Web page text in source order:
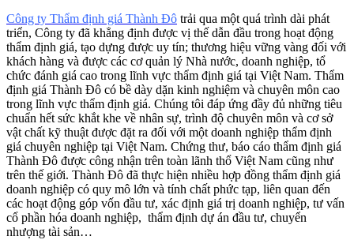
Công ty Thẩm định giá Thành Đô trải qua một quá trình dài phát
triển, Công ty đã khẳng định được vị thế dẫn đầu trong hoạt động
thẩm định giá, tạo dựng được uy tín; thương hiệu vững vàng đối với
khách hàng và được các cơ quản lý Nhà nước, doanh nghiệp, tổ
chức đánh giá cao trong lĩnh vực thẩm định giá tại Việt Nam. Thẩm
định giá Thành Đô có bề dày dặn kinh nghiệm và chuyên môn cao
trong lĩnh vực thẩm định giá. Chúng tôi đáp ứng đầy đủ những tiêu
chuẩn hết sức khắt khe về nhân sự, trình độ chuyên môn và cơ sở
vật chất kỹ thuật được đặt ra đối với một doanh nghiệp thẩm định
giá chuyên nghiệp tại Việt Nam. Chứng thư, báo cáo thẩm định giá
Thành Đô được công nhận trên toàn lãnh thổ Việt Nam cũng như
trên thế giới. Thành Đô đã thực hiện nhiều hợp đồng thẩm định giá
doanh nghiệp có quy mô lớn và tính chất phức tạp, liên quan đến
các hoạt động góp vốn đầu tư, xác định giá trị doanh nghiệp, tư vấn
cổ phần hóa doanh nghiệp, thẩm định dự án đầu tư, chuyển
nhượng tài sản…